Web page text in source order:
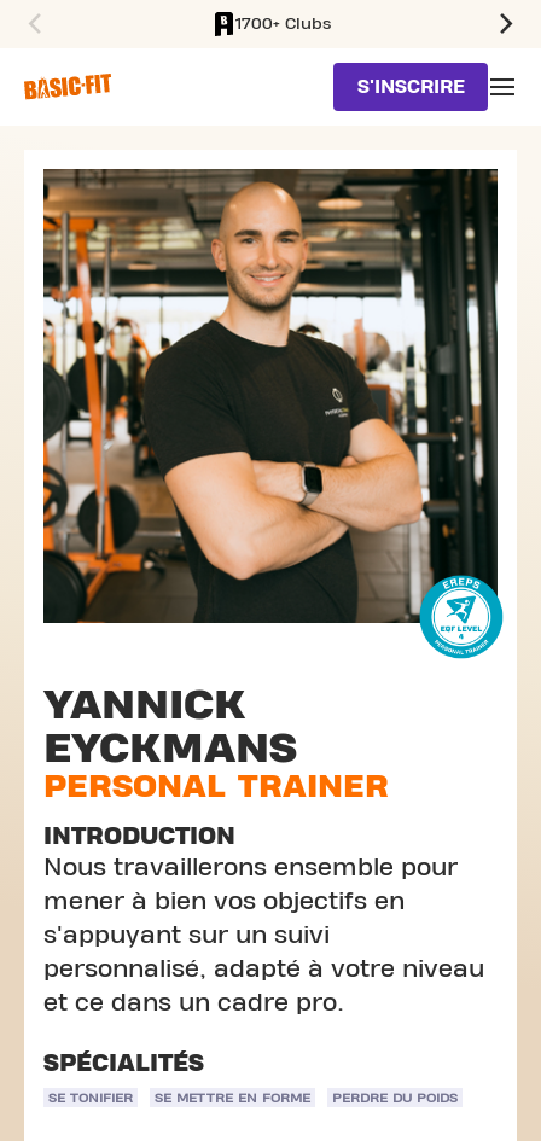
1700+ Clubs
S'INSCRIRE
YANNICK
EYCKMANS
PERSONAL TRAINER
INTRODUCTION
Nous travaillerons ensemble pour
mener à bien vos objectifs en
s'appuyant sur un suivi
personnalisé, adapté à votre niveau
et ce dans un cadre pro.
SPÉCIALITÉS
SE TONIFIER SE METTRE EN FORME PERDRE DU POIDS